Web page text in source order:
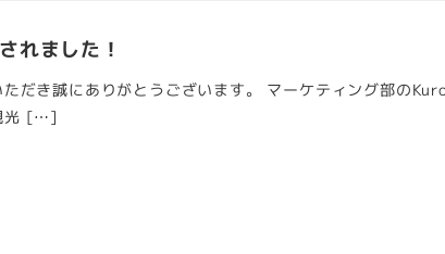
れました！
だき誠にありがとうございます。 マーケティング部の
光 […]